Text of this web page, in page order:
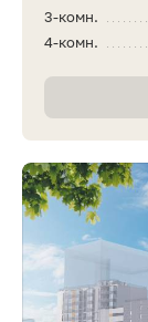
3-комн.
4-комн.